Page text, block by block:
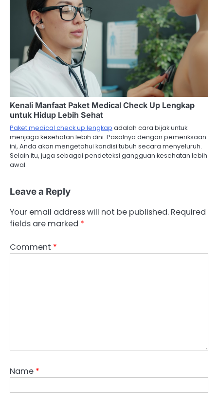
Kenali Manfaat Paket Medical Check Up Lengkap
untuk Hidup Lebih Sehat
Paket medical check up lengkap adalah cara bijak untuk
menjaga kesehatan lebih dini. Pasalnya dengan pemeriksaan
ini, Anda akan mengetahui kondisi tubuh secara menyeluruh.
Selain itu, juga sebagai pendeteksi gangguan kesehatan lebih
awal.
Leave a Reply
Your email address will not be published. Required
fields are marked *
Comment *
Name *